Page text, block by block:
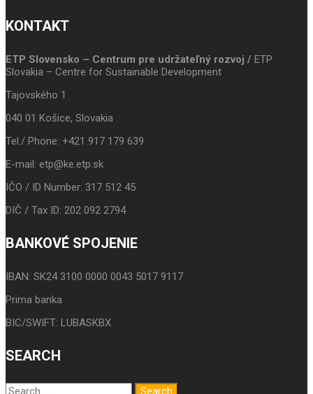
KONTAKT
ETP Slovensko – Centrum pre udržateľný rozvoj / ETP
Slovakia – Centre for Sustainable Development
Tajovského 1
040 01 Košice, Slovakia
Tel./ Phone: +421 917 179 639
E-mail: etp@ke.etp.sk
IČO / ID Number: 317 512 45
DIČ / Tax ID: 202 092 2794
BANKOVÉ SPOJENIE
IBAN: SK24 3100 0000 0043 5017 9117
Prima banka
BIC/SWIFT: LUBASKBX
SEARCH